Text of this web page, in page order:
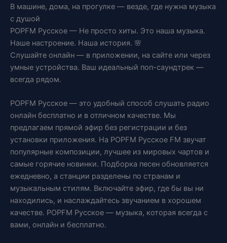
В машине, дома, на прогулке — везде, где нужна музыка
с душой
POPFM Русское — Не просто хиты. Это наша музыка.
Наше настроение. Наша история. 🌸
Слушайте онлайн — в приложении, на сайте или через
умные устройства. Ваш идеальный поп-саундтрек —
всегда рядом.
POPFM Русское — это удобный способ слушать радио
онлайн бесплатно и в отличном качестве. Мы
предлагаем прямой эфир без регистрации и без
установки приложения. На POPFM Русское FM звучат
популярные композиции, лучшее из мировых чартов и
самые горячие новинки. Подборка песен обновляется
ежедневно, а станции разделены по странам и
музыкальным стилям. Включайте эфир, где бы вы ни
находились, и наслаждайтесь звучанием в хорошем
качестве. POPFM Русское — музыка, которая всегда с
вами, онлайн и бесплатно.